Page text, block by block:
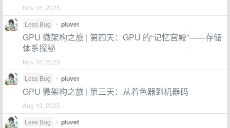
Nov 16, 2025
Less Bug
• pluvet
GPU 微架构之旅 | 第四天：GPU 的“记忆宫殿”——存储
体系探秘
Nov 16, 2025
Less Bug
• pluvet
GPU 微架构之旅 | 第三天：从着色器到机器码
Aug 13, 2025
Less Bug
• pluvet